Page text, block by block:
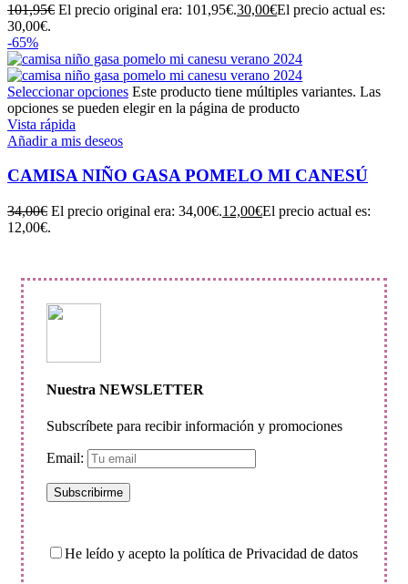
101,95€ El precio original era: 101,95€.30,00€El precio actual es:
30,00€.
-65%
Seleccionar opciones Este producto tiene múltiples variantes. Las
opciones se pueden elegir en la página de producto
Vista rápida
Añadir a mis deseos
CAMISA NIÑO GASA POMELO MI CANESÚ
34,00€ El precio original era: 34,00€.12,00€El precio actual es:
12,00€.
Nuestra NEWSLETTER
Subscríbete para recibir información y promociones
Email:
He leído y acepto la política de Privacidad de datos